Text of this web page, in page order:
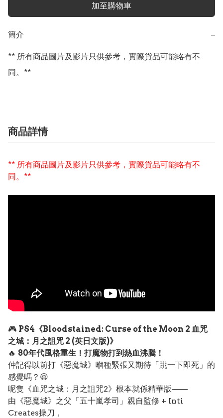
加至購物車
簡介 −
** 所有商品圖片及影片只供參考，實際貨品可能略有不
同。**
商品詳情
** 所有商品圖片及影片只供參考，實際貨品可能略有不
同。**
🎮 PS4《Bloodstained: Curse of the Moon 2 血咒
之城：月之詛咒 2 (英日文版)》
🔥 80年代風格重生！打魔物打到熱血沸騰！
仲記得以前打《惡魔城》嗰種緊張又期待「跳一下即死」的
感覺嗎？😆
呢隻《血咒之城：月之詛咒2》根本就係精華版——
由《惡魔城》之父「五十嵐孝司」親自監修 + Inti
Creates操刀，